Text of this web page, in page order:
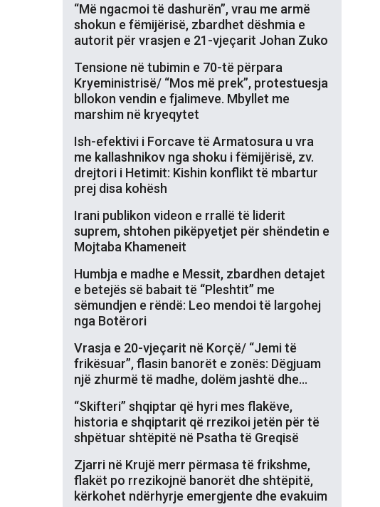
“Më ngacmoi të dashurën”, vrau me armë
shokun e fëmijërisë, zbardhet dëshmia e
autorit për vrasjen e 21-vjeçarit Johan Zuko
Tensione në tubimin e 70-të përpara
Kryeministrisë/ “Mos më prek”, protestuesja
bllokon vendin e fjalimeve. Mbyllet me
marshim në kryeqytet
Ish-efektivi i Forcave të Armatosura u vra
me kallashnikov nga shoku i fëmijërisë, zv.
drejtori i Hetimit: Kishin konflikt të mbartur
prej disa kohësh
Irani publikon videon e rrallë të liderit
suprem, shtohen pikëpyetjet për shëndetin e
Mojtaba Khameneit
Humbja e madhe e Messit, zbardhen detajet
e betejës së babait të “Pleshtit” me
sëmundjen e rëndë: Leo mendoi të largohej
nga Botërori
Vrasja e 20-vjeçarit në Korçë/ “Jemi të
frikësuar”, flasin banorët e zonës: Dëgjuam
një zhurmë të madhe, dolëm jashtë dhe…
“Skifteri” shqiptar që hyri mes flakëve,
historia e shqiptarit që rrezikoi jetën për të
shpëtuar shtëpitë në Psatha të Greqisë
Zjarri në Krujë merr përmasa të frikshme,
flakët po rrezikojnë banorët dhe shtëpitë,
kërkohet ndërhyrje emergjente dhe evakuim